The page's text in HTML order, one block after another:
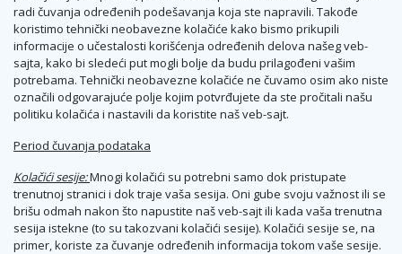
radi čuvanja određenih podešavanja koja ste napravili. Takođe
koristimo tehnički neobavezne kolačiće kako bismo prikupili
informacije o učestalosti korišćenja određenih delova našeg veb-
sajta, kako bi sledeći put mogli bolje da budu prilagođeni vašim
potrebama. Tehnički neobavezne kolačiće ne čuvamo osim ako niste
označili odgovarajuće polje kojim potvrđujete da ste pročitali našu
politiku kolačića i nastavili da koristite naš veb-sajt.
Period čuvanja podataka
Kolačići sesije:Mnogi kolačići su potrebni samo dok pristupate
trenutnoj stranici i dok traje vaša sesija. Oni gube svoju važnost ili se
brišu odmah nakon što napustite naš veb-sajt ili kada vaša trenutna
sesija istekne (to su takozvani kolačići sesije). Kolačići sesije se, na
primer, koriste za čuvanje određenih informacija tokom vaše sesije.